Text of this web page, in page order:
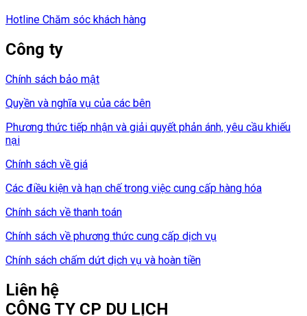
Hotline Chăm sóc khách hàng
Công ty
Chính sách bảo mật
Quyền và nghĩa vụ của các bên
Phương thức tiếp nhận và giải quyết phản ánh, yêu cầu khiếu
nại
Chính sách về giá
Các điều kiện và hạn chế trong việc cung cấp hàng hóa
Chính sách về thanh toán
Chính sách về phương thức cung cấp dịch vụ
Chính sách chấm dứt dịch vụ và hoàn tiền
Liên hệ
CÔNG TY CP DU LỊCH